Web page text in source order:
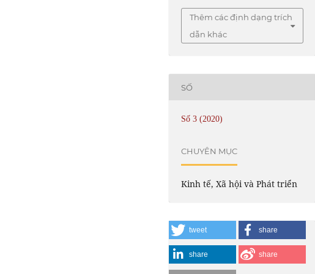
Thêm các định dạng trích
dẫn khác
SỐ
Số 3 (2020)
CHUYÊN MỤC
Kinh tế, Xã hội và Phát triển
tweet share
share share